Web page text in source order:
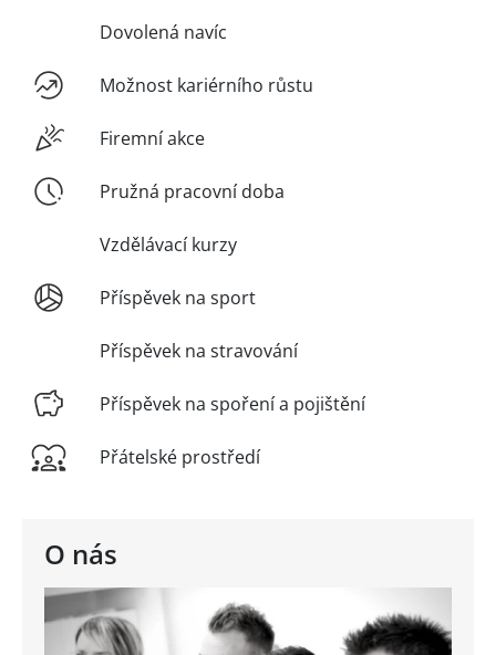
O nás
Dovolená navíc
Možnost kariérního růstu
Firemní akce
Pružná pracovní doba
Vzdělávací kurzy
Příspěvek na sport
Příspěvek na stravování
Příspěvek na spoření a pojištění
Přátelské prostředí